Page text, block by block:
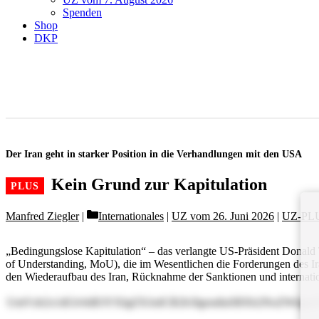
Spenden
Shop
DKP
Der Iran geht in starker Position in die Verhandlungen mit den USA
Kein Grund zur Kapitulation
Manfred Ziegler Categories
Internationales | UZ vom 26. Juni 2026 | UZ-
„Bedingungslose Kapitulation“ – das verlangte US-Präsident
of Understanding, MoU), die im Wesentlichen die Forderungen
den Wiederaufbau des Iran, Rücknahme der Sanktionen und